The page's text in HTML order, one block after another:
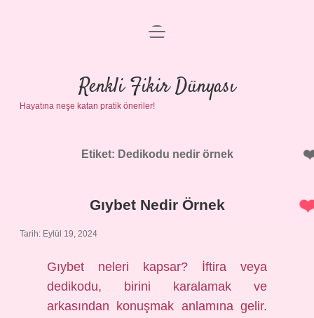
Anasayfa
Gizlilik Politikası
Yasal Uyarı
menüyü
Renkli Fikir Dünyası
Hayatına neşe katan pratik öneriler!
Etiket: Dedikodu nedir örnek
Gıybet Nedir Örnek
Tarih: Eylül 19, 2024
Gıybet neleri kapsar? İftira veya
dedikodu, birini karalamak ve
arkasından konuşmak anlamına gelir.